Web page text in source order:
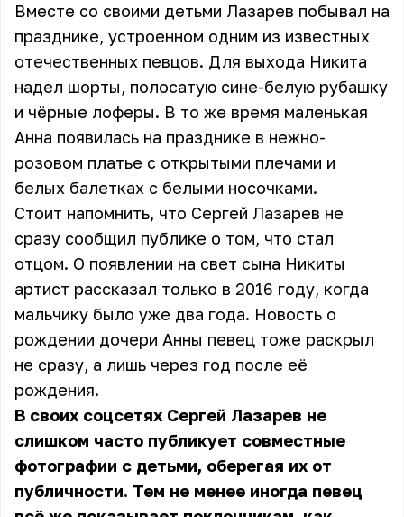
Вместе со своими детьми Лазарев побывал на
празднике, устроенном одним из известных
отечественных певцов. Для выхода Никита
надел шорты, полосатую сине-белую рубашку
и чёрные лоферы. В то же время маленькая
Анна появилась на празднике в нежно-
розовом платье с открытыми плечами и
белых балетках с белыми носочками.
Стоит напомнить, что Сергей Лазарев не
сразу сообщил публике о том, что стал
отцом. О появлении на свет сына Никиты
артист рассказал только в 2016 году, когда
мальчику было уже два года. Новость о
рождении дочери Анны певец тоже раскрыл
не сразу, а лишь через год после её
рождения.
В своих соцсетях Сергей Лазарев не
слишком часто публикует совместные
фотографии с детьми, оберегая их от
публичности. Тем не менее иногда певец